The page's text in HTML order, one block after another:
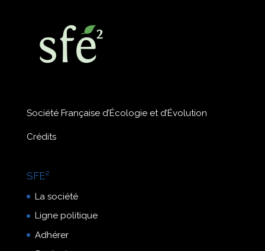
Société Française d’Écologie et d’Évolution
Crédits
SFE²
La société
Ligne politique
Adhérer